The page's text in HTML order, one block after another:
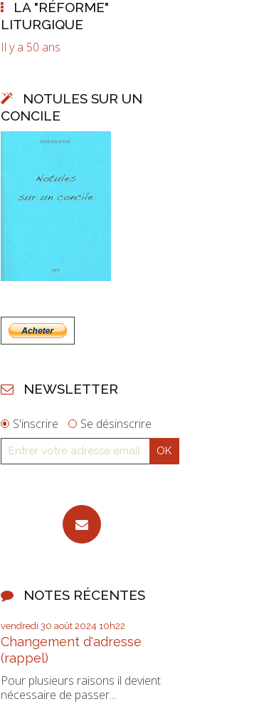
LA "RÉFORME"
LITURGIQUE
Il y a 50 ans
NOTULES SUR UN
CONCILE
NEWSLETTER
S'inscrire Se désinscrire
NOTES RÉCENTES
vendredi 30 août 2024 10h22
Changement d'adresse
(rappel)
Pour plusieurs raisons il devient
nécessaire de passer...